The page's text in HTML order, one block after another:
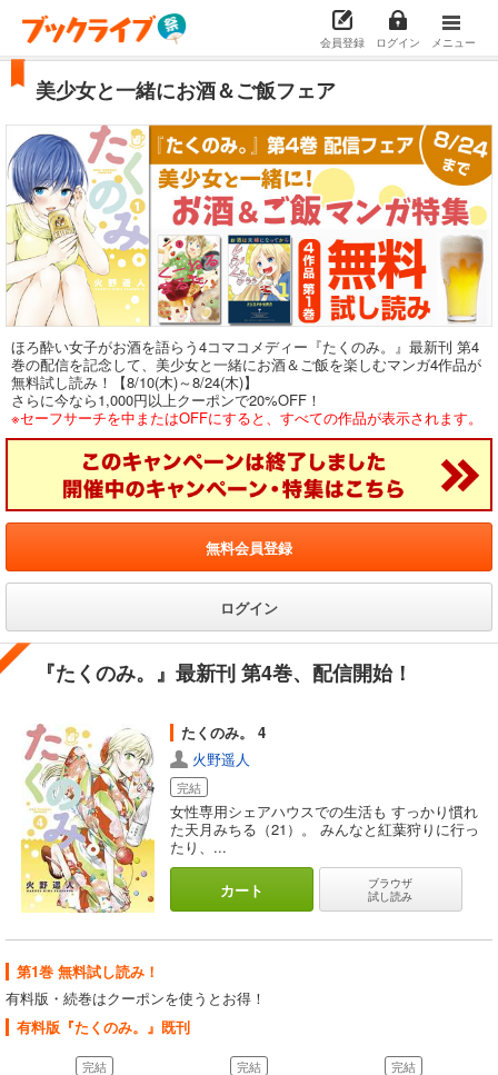
会員登録 ログイン メニュー
美少女と一緒にお酒＆ご飯フェア
ほろ酔い女子がお酒を語らう4コマコメディー『たくのみ。』最新刊 第4
巻の配信を記念して、美少女と一緒にお酒＆ご飯を楽しむマンガ4作品が
無料試し読み！【8/10(木)～8/24(木)】
さらに今なら1,000円以上クーポンで20%OFF！
※セーフサーチを中またはOFFにすると、すべての作品が表示されます。
無料会員登録
ログイン
『たくのみ。』最新刊 第4巻、配信開始！
たくのみ。 4
火野遥人
完結
女性専用シェアハウスでの生活も すっかり慣れ
た天月みちる（21）。 みんなと紅葉狩りに行っ
たり、...
カート
ブラウザ
試し読み
第1巻 無料試し読み！
有料版・続巻はクーポンを使うとお得！
有料版『たくのみ。』既刊
完結 完結 完結